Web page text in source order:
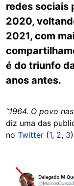
redes sociais
2020,
2021, com
é do triunfo
anos antes.
“1964. O povo
diz uma das
no Twitter (1, 2, 3
Image